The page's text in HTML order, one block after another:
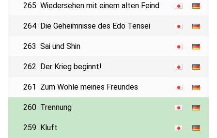
265 Wiedersehen mit einem alten Feind
264 Die Geheimnisse des Edo Tensei
263 Sai und Shin
262 Der Krieg beginnt!
261 Zum Wohle meines Freundes
260 Trennung
259 Kluft